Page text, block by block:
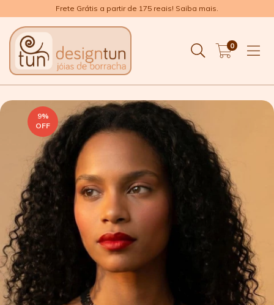
Frete Grátis a partir de 175 reais! Saiba mais.
0
9%
OFF